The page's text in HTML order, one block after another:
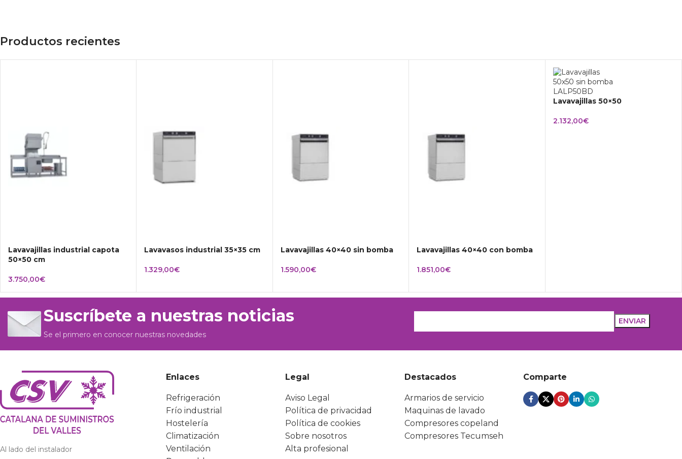
Productos recientes
Lavavajillas industrial capota
50×50 cm
3.750,00€
Lavavasos industrial 35×35 cm
1.329,00€
Lavavajillas 40×40 sin bomba
1.590,00€
Lavavajillas 40×40 con bomba
1.851,00€
Lavavajillas 50×50
2.132,00€
Suscríbete a nuestras noticias
Se el primero en conocer nuestras novedades
Al lado del instalador
Enlaces
Refrigeración
Frío industrial
Hostelería
Climatización
Ventilación
Legal
Aviso Legal
Política de privacidad
Política de cookies
Sobre nosotros
Alta profesional
Destacados
Armarios de servicio
Maquinas de lavado
Compresores copeland
Compresores Tecumseh
Comparte